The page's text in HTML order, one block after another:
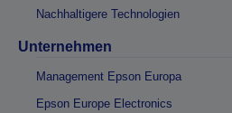
Nachhaltigere Technologien
Unternehmen
Management Epson Europa
Epson Europe Electronics